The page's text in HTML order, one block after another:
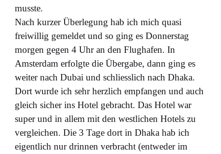
musste.
Nach kurzer Überlegung hab ich mich quasi
freiwillig gemeldet und so ging es Donnerstag
morgen gegen 4 Uhr an den Flughafen. In
Amsterdam erfolgte die Übergabe, dann ging es
weiter nach Dubai und schliesslich nach Dhaka.
Dort wurde ich sehr herzlich empfangen und auch
gleich sicher ins Hotel gebracht. Das Hotel war
super und in allem mit den westlichen Hotels zu
vergleichen. Die 3 Tage dort in Dhaka hab ich
eigentlich nur drinnen verbracht (entweder im